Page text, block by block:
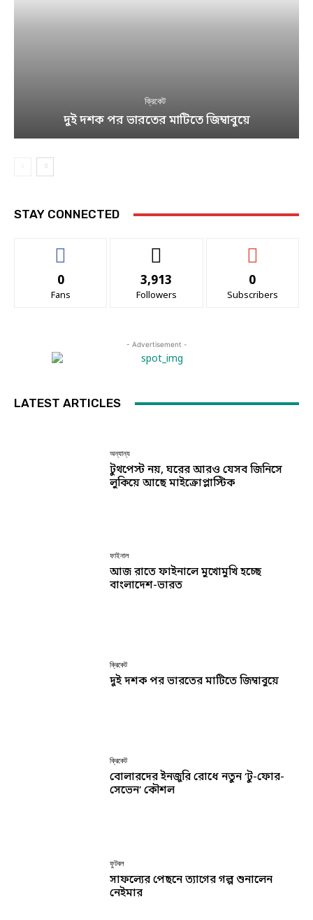
ক্রিকেট
দুই দশক পর ভারতের মাটিতে জিম্বাবুয়ে
STAY CONNECTED
0
Fans
3,913
Followers
0
Subscribers
- Advertisement -
LATEST ARTICLES
অন্যান্য
টুথপেস্ট নয়, ঘরের আরও যেসব জিনিসে
লুকিয়ে আছে মাইক্রোপ্লাস্টিক
ফাইনাল
আজ রাতে ফাইনালে মুখোমুখি হচ্ছে
বাংলাদেশ-ভারত
ক্রিকেট
দুই দশক পর ভারতের মাটিতে জিম্বাবুয়ে
ক্রিকেট
বোলারদের ইনজুরি রোধে নতুন ‘টু-ফোর-
সেভেন’ কৌশল
ফুটবল
সাফল্যের পেছনে ত্যাগের গল্প শুনালেন
নেইমার